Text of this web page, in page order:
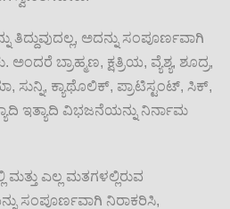
ತಿದ್ದುವುದಲ್ಲ, ಅದನ್ನು ಸಂಪೂರ್ಣವಾಗಿ
ಅಂದರೆ ಬ್ರಾಹ್ಮಣ, ಕ್ಷತ್ರಿಯ, ವ್ಯೆಶ್ಯ, ಶೂದ್ರ,
ಸುನ್ನಿ, ಕ್ಯಾಥೊಲಿಕ್, ಪ್ರಾಟಿಸ್ಟಂಟ್, ಸಿಕ್,
ಇತ್ಯಾದಿ ವಿಭಜನೆಯನ್ನು ನಿರ್ನಾಮ
ಮತ್ತು ಎಲ್ಲ ಮತಗಳಲ್ಲಿರುವ
ಸಂಪೂರ್ಣವಾಗಿ ನಿರಾಕರಿಸಿ,